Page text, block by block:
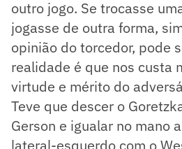
outro jogo. Se trocasse
jogasse de outra forma,
opinião do torcedor, pode
realidade é que nos custa
virtude e mérito do
Teve que descer o
Gerson e igualar no mano
lateral-esquerdo com o